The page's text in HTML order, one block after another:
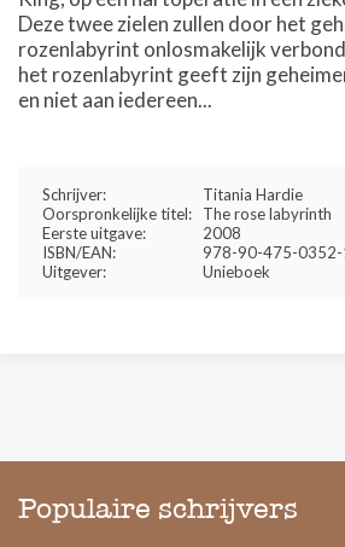
Deze twee zielen zullen door het
rozenlabyrint onlosmakelijk
het rozenlabyrint geeft zijn
en niet aan iedereen...
Schrijver:
Titania Hardie
Oorspronkelijke titel:
The rose labyrinth
Eerste uitgave:
2008
ISBN/EAN:
978-90-475-0352-
Uitgever:
Unieboek
Populaire schrijvers